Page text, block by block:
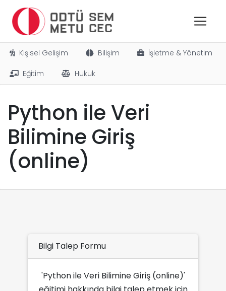
Kişisel Gelişim Bilişim İşletme & Yönetim
Eğitim Hukuk
Python ile Veri
Bilimine Giriş
(online)
Bilgi Talep Formu
'Python ile Veri Bilimine Giriş (online)'